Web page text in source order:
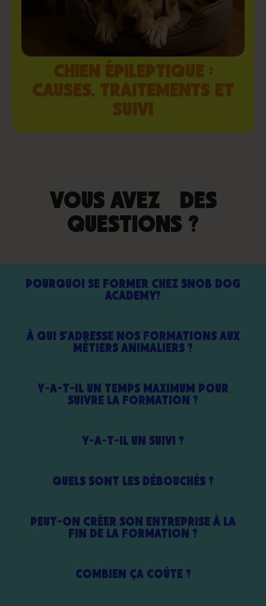
CHIEN ÉPILEPTIQUE :
CAUSES, TRAITEMENTS ET
SUIVI
VOUS AVEZ DES
QUESTIONS ?
POURQUOI SE FORMER CHEZ SNOB DOG
ACADEMY?
À QUI S'ADRESSE NOS FORMATIONS AUX
MÉTIERS ANIMALIERS ?
Y-A-T-IL UN TEMPS MAXIMUM POUR
SUIVRE LA FORMATION ?
Y-A-T-IL UN SUIVI ?
QUELS SONT LES DÉBOUCHÉS ?
PEUT-ON CRÉER SON ENTREPRISE À LA
FIN DE LA FORMATION ?
COMBIEN ÇA COÛTE ?